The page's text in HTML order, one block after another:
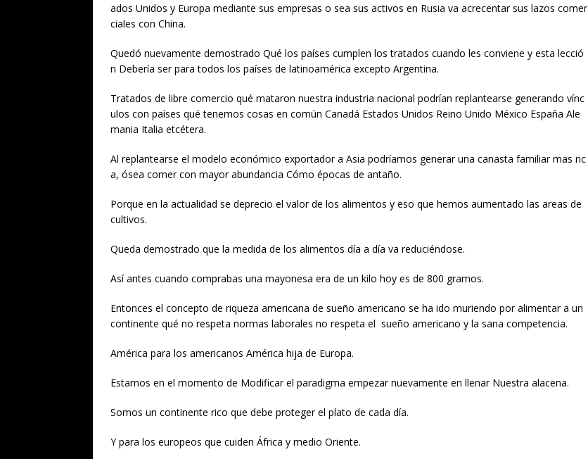
ados Unidos y Europa mediante sus empresas o sea sus activos en Rusia va acrecentar sus lazos comer
ciales con China.
Quedó nuevamente demostrado Qué los países cumplen los tratados cuando les conviene y esta lecció
n Debería ser para todos los países de latinoamérica excepto Argentina.
Tratados de libre comercio qué mataron nuestra industria nacional podrían replantearse generando vínc
ulos con países qué tenemos cosas en común Canadá Estados Unidos Reino Unido México España Ale
mania Italia etcétera.
Al replantearse el modelo económico exportador a Asia podríamos generar una canasta familiar mas ric
a, ósea comer con mayor abundancia Cómo épocas de antaño.
Porque en la actualidad se deprecio el valor de los alimentos y eso que hemos aumentado las areas de
cultivos.
Queda demostrado que la medida de los alimentos día a día va reduciéndose.
Así antes cuando comprabas una mayonesa era de un kilo hoy es de 800 gramos.
Entonces el concepto de riqueza americana de sueño americano se ha ido muriendo por alimentar a un
continente qué no respeta normas laborales no respeta el sueño americano y la sana competencia.
América para los americanos América hija de Europa.
Estamos en el momento de Modificar el paradigma empezar nuevamente en llenar Nuestra alacena.
Somos un continente rico que debe proteger el plato de cada día.
Y para los europeos que cuiden África y medio Oriente.